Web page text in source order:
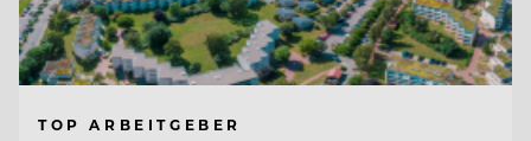
TOP ARBEITGEBER